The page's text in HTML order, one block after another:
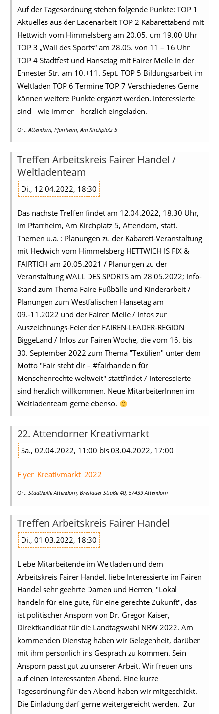
Auf der Tagesordnung stehen folgende Punkte: TOP 1
Aktuelles aus der Ladenarbeit TOP 2 Kabarettabend mit
Hettwich vom Himmelsberg am 20.05. um 19.00 Uhr
TOP 3 „Wall des Sports“ am 28.05. von 11 – 16 Uhr
TOP 4 Stadtfest und Hansetag mit Fairer Meile in der
Ennester Str. am 10.+11. Sept. TOP 5 Bildungsarbeit im
Weltladen TOP 6 Termine TOP 7 Verschiedenes Gerne
können weitere Punkte ergänzt werden. Interessierte
sind - wie immer - herzlich eingeladen.
Ort:Attendorn, Pfarrheim, Am Kirchplatz 5
Treffen Arbeitskreis Fairer Handel /
Weltladenteam
Di., 12.04.2022, 18:30
Das nächste Treffen findet am 12.04.2022, 18.30 Uhr,
im Pfarrheim, Am Kirchplatz 5, Attendorn, statt.
Themen u.a. : Planungen zu der Kabarett-Veranstaltung
mit Hedwich vom Himmelsberg HETTWICH IS FIX &
FAIRTICH am 20.05.2021 / Planungen zu der
Veranstaltung WALL DES SPORTS am 28.05.2022; Info-
Stand zum Thema Faire Fußbälle und Kinderarbeit /
Planungen zum Westfälischen Hansetag am
09.-11.2022 und der Fairen Meile / Infos zur
Auszeichnungs-Feier der FAIREN-LEADER-REGION
BiggeLand / Infos zur Fairen Woche, die vom 16. bis
30. September 2022 zum Thema "Textilien" unter dem
Motto "Fair steht dir – #fairhandeln für
Menschenrechte weltweit" stattfindet / Interessierte
sind herzlich willkommen. Neue MitarbeiterInnen im
Weltladenteam gerne ebenso.
22. Attendorner Kreativmarkt
Sa., 02.04.2022, 11:00 bis 03.04.2022, 17:00
Flyer_Kreativmarkt_2022
Ort: Stadthalle Attendorn, Breslauer Straße 40, 57439 Attendorn
Treffen Arbeitskreis Fairer Handel
Di., 01.03.2022, 18:30
Liebe Mitarbeitende im Weltladen und dem
Arbeitskreis Fairer Handel, liebe Interessierte im Fairen
Handel sehr geehrte Damen und Herren, "Lokal
handeln für eine gute, für eine gerechte Zukunft", das
ist politischer Ansporn von Dr. Gregor Kaiser,
Direktkandidat für die Landtagswahl NRW 2022. Am
kommenden Dienstag haben wir Gelegenheit, darüber
mit ihm persönlich ins Gespräch zu kommen. Sein
Ansporn passt gut zu unserer Arbeit. Wir freuen uns
auf einen interessanten Abend. Eine kurze
Tagesordnung für den Abend haben wir mitgeschickt.
Die Einladung darf gerne weitergereicht werden. Zur